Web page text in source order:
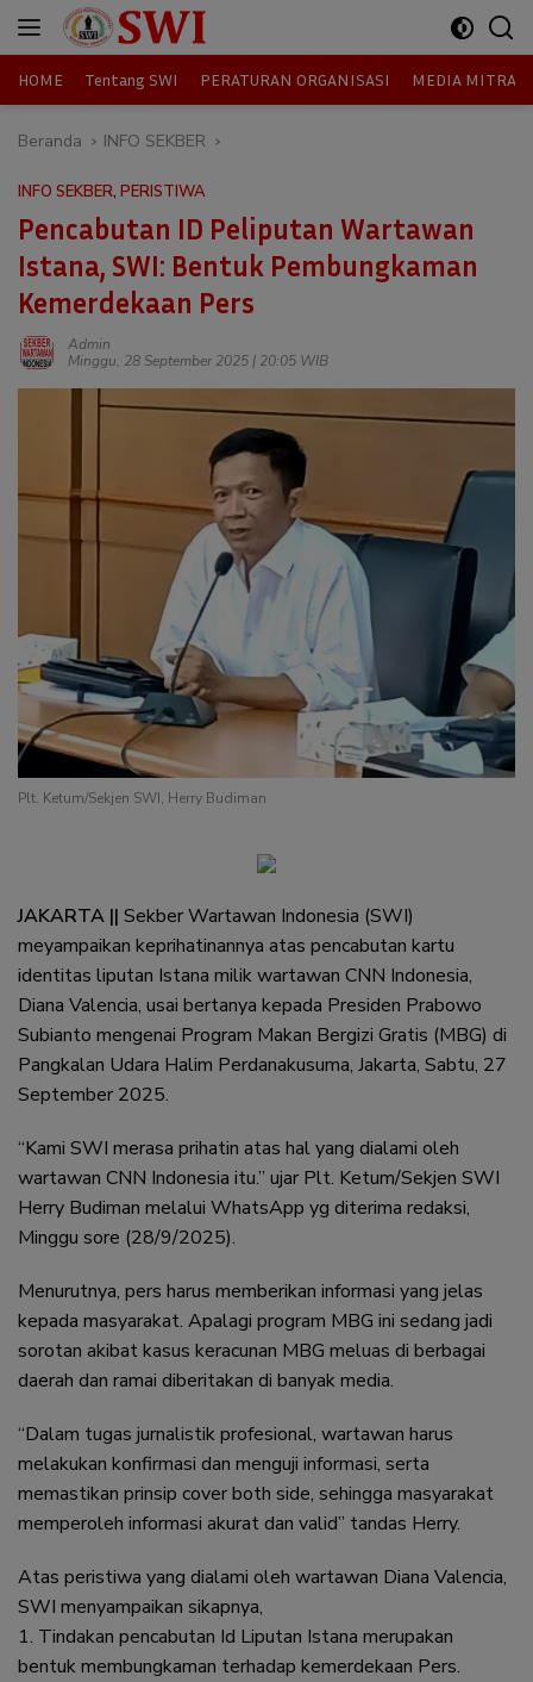
Langsung
HOME Tentang SWI PERATURAN ORGANISASI MEDIA MITRA
Beranda INFO SEKBER
INFO SEKBER, PERISTIWA
Pencabutan ID Peliputan Wartawan
Istana, SWI: Bentuk Pembungkaman
Kemerdekaan Pers
Admin
Minggu, 28 September 2025 | 20:05 WIB
Plt. Ketum/Sekjen SWI, Herry Budiman
JAKARTA || Sekber Wartawan Indonesia (SWI)
meyampaikan keprihatinannya atas pencabutan kartu
identitas liputan Istana milik wartawan CNN Indonesia,
Diana Valencia, usai bertanya kepada Presiden Prabowo
Subianto mengenai Program Makan Bergizi Gratis (MBG) di
Pangkalan Udara Halim Perdanakusuma, Jakarta, Sabtu, 27
September 2025.
“Kami SWI merasa prihatin atas hal yang dialami oleh
wartawan CNN Indonesia itu.” ujar Plt. Ketum/Sekjen SWI
Herry Budiman melalui WhatsApp yg diterima redaksi,
Minggu sore (28/9/2025).
Menurutnya, pers harus memberikan informasi yang jelas
kepada masyarakat. Apalagi program MBG ini sedang jadi
sorotan akibat kasus keracunan MBG meluas di berbagai
daerah dan ramai diberitakan di banyak media.
“Dalam tugas jurnalistik profesional, wartawan harus
melakukan konfirmasi dan menguji informasi, serta
memastikan prinsip cover both side, sehingga masyarakat
memperoleh informasi akurat dan valid” tandas Herry.
Atas peristiwa yang dialami oleh wartawan Diana Valencia,
SWI menyampaikan sikapnya,
1. Tindakan pencabutan Id Liputan Istana merupakan
bentuk membungkaman terhadap kemerdekaan Pers.